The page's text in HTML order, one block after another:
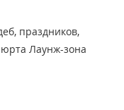
праздников,
Лаунж-зона